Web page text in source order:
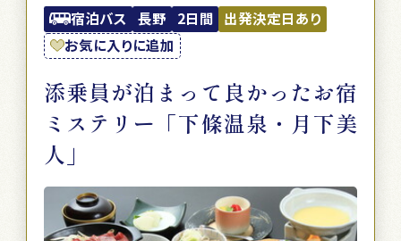
宿泊バス 長野 2日間 出発決定日あり
お気に入りに追加
添乗員が泊まって良かったお宿
ミステリー「下條温泉・月下美
人」